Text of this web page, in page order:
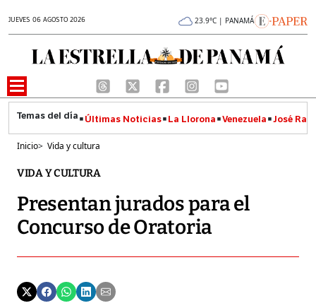
JUEVES 06 AGOSTO 2026 23.9°C | PANAMÁ
Últimas Noticias La Llorona Venezuela José
Inicio> Vida y cultura
VIDA Y CULTURA
Presentan jurados para el
Concurso de Oratoria